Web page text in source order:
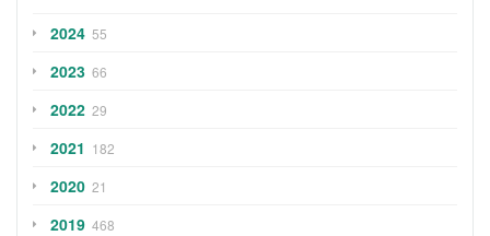
2024 55
2023 66
2022 29
2021 182
2020 21
2019 468